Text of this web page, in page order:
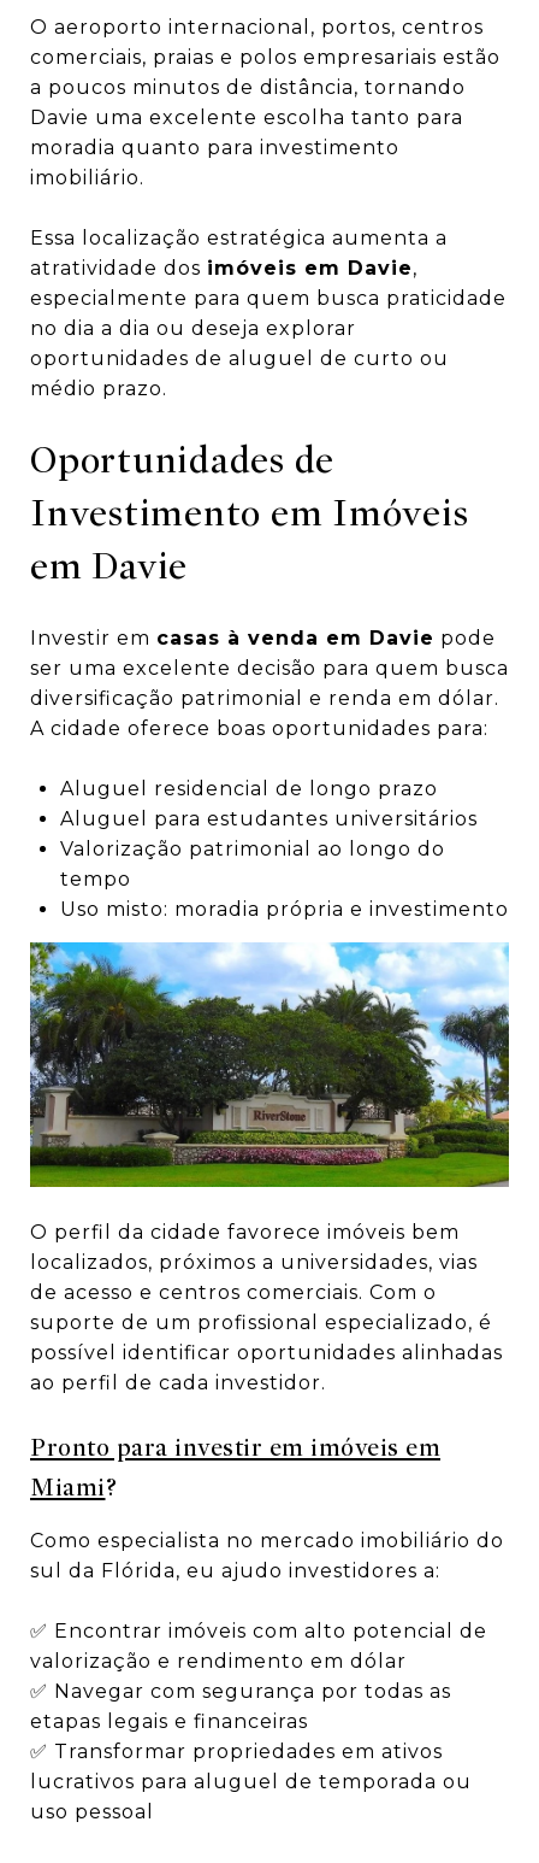
O aeroporto internacional, portos, centros
comerciais, praias e polos empresariais estão
a poucos minutos de distância, tornando
Davie uma excelente escolha tanto para
moradia quanto para investimento
imobiliário.
Essa localização estratégica aumenta a
atratividade dos imóveis em Davie,
especialmente para quem busca praticidade
no dia a dia ou deseja explorar
oportunidades de aluguel de curto ou
médio prazo.
Oportunidades de
Investimento em Imóveis
em Davie
Investir em casas à venda em Davie pode
ser uma excelente decisão para quem busca
diversificação patrimonial e renda em dólar.
A cidade oferece boas oportunidades para:
Aluguel residencial de longo prazo
Aluguel para estudantes universitários
Valorização patrimonial ao longo do
tempo
Uso misto: moradia própria e investimento
O perfil da cidade favorece imóveis bem
localizados, próximos a universidades, vias
de acesso e centros comerciais. Com o
suporte de um profissional especializado, é
possível identificar oportunidades alinhadas
ao perfil de cada investidor.
Pronto para investir em imóveis em
Miami?
Como especialista no mercado imobiliário do
sul da Flórida, eu ajudo investidores a:
✅ Encontrar imóveis com alto potencial de
valorização e rendimento em dólar
✅ Navegar com segurança por todas as
etapas legais e financeiras
✅ Transformar propriedades em ativos
lucrativos para aluguel de temporada ou
uso pessoal